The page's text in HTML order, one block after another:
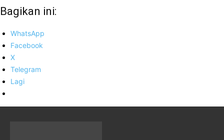
Bagikan ini:
WhatsApp
Facebook
X
Telegram
Lagi